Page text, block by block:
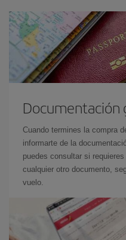
Documentación
Cuando termines la compra
informarte de la
puedes consultar si
cualquier otro documento,
vuelo.